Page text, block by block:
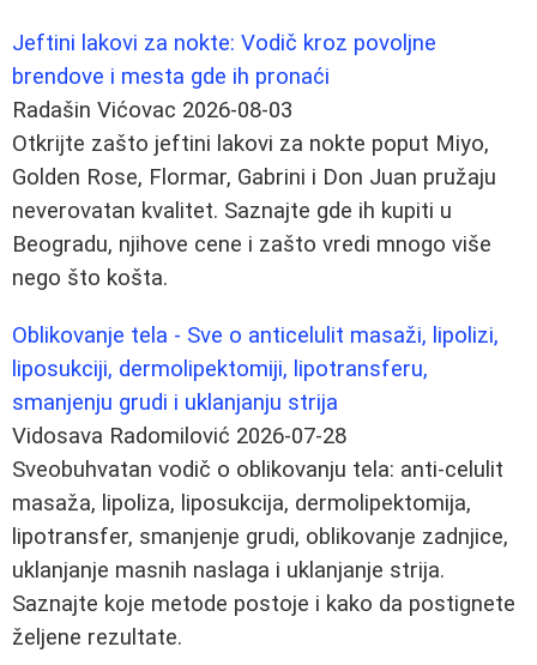
Jeftini lakovi za nokte: Vodič kroz povoljne
brendove i mesta gde ih pronaći
Radašin Vićovac 2026-08-03
Otkrijte zašto jeftini lakovi za nokte poput Miyo,
Golden Rose, Flormar, Gabrini i Don Juan pružaju
neverovatan kvalitet. Saznajte gde ih kupiti u
Beogradu, njihove cene i zašto vredi mnogo više
nego što košta.
Oblikovanje tela - Sve o anticelulit masaži, lipolizi,
liposukciji, dermolipektomiji, lipotransferu,
smanjenju grudi i uklanjanju strija
Vidosava Radomilović 2026-07-28
Sveobuhvatan vodič o oblikovanju tela: anti-celulit
masaža, lipoliza, liposukcija, dermolipektomija,
lipotransfer, smanjenje grudi, oblikovanje zadnjice,
uklanjanje masnih naslaga i uklanjanje strija.
Saznajte koje metode postoje i kako da postignete
željene rezultate.